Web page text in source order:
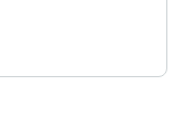
様